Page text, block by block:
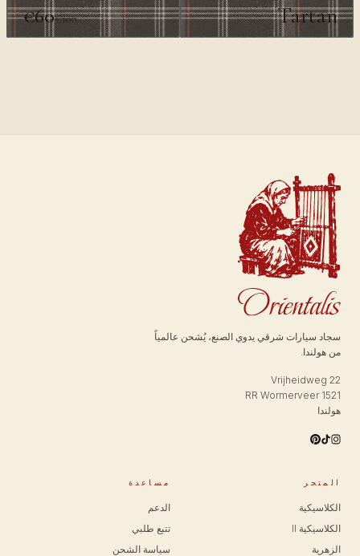
Tartan
€100
€60
سجاد سيارات شرقي يدوي الصنع، يُشحن عالمياً
من هولندا.
Vrijheidweg 22
1521 RR Wormerveer
هولندا
المتجر
الكلاسيكية
الكلاسيكية II
الزهرية
مساعدة
الدعم
تتبع طلبي
سياسة الشحن